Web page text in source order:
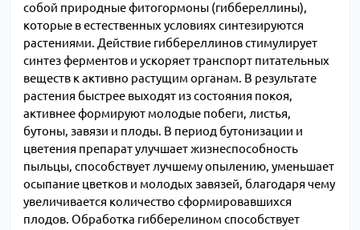
собой природные фитогормоны (гиббереллины),
которые в естественных условиях синтезируются
растениями. Действие гиббереллинов стимулирует
синтез ферментов и ускоряет транспорт питательных
веществ к активно растущим органам. В результате
растения быстрее выходят из состояния покоя,
активнее формируют молодые побеги, листья,
бутоны, завязи и плоды. В период бутонизации и
цветения препарат улучшает жизнеспособность
пыльцы, способствует лучшему опылению, уменьшает
осыпание цветков и молодых завязей, благодаря чему
увеличивается количество сформировавшихся
плодов. Обработка гибберелином способствует